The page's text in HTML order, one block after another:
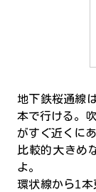
地下鉄桜通線
本で行ける。
がすぐ近くにあ
比較的大きめ
よ。
環状線から1本